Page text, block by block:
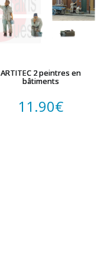
ARTITEC 2 peintres en
bâtiments
11.90€